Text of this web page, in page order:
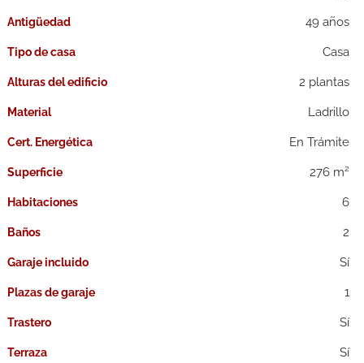
Antigüedad 49 años
Tipo de casa Casa
Alturas del edificio 2 plantas
Material Ladrillo
Cert. Energética En Trámite
Superficie 276 m2
Habitaciones 6
Baños 2
Garaje incluido
Plazas de garaje 1
Trastero
Terraza